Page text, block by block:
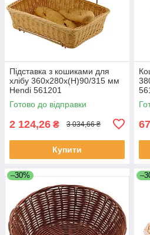
Підставка з кошиками для
хлібу 360х280х(Н)90/315 мм
Hendi 561201
Готово до відправки
2 124,26 ₴ 3 034,66 ₴
Купити
–30%